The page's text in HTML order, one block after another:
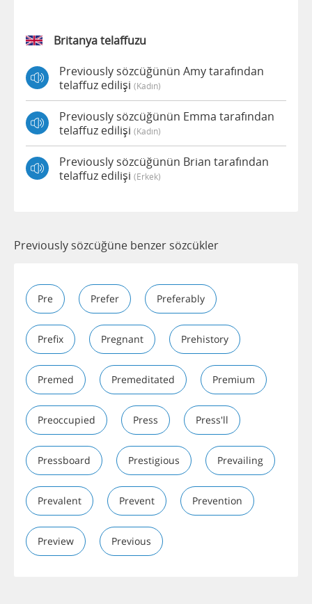
Britanya telaffuzu
Previously sözcüğünün Amy tarafından
telaffuz edilişi (kadın)
Previously sözcüğünün Emma tarafından
telaffuz edilişi (kadın)
Previously sözcüğünün Brian tarafından
telaffuz edilişi (erkek)
Previously sözcüğüne benzer sözcükler
Pre Prefer Preferably
Prefix Pregnant Prehistory
Premed Premeditated Premium
Preoccupied Press Press'll
Pressboard Prestigious Prevailing
Prevalent Prevent Prevention
Preview Previous